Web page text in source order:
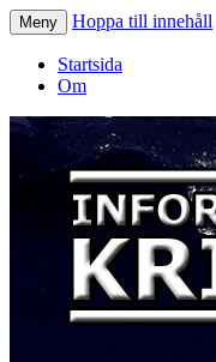
Meny Hoppa till innehåll
Startsida
Om